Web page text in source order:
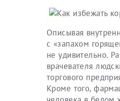
Описывая
с «запахом
не удивительно.
врачевателя
торгового
Кроме того,